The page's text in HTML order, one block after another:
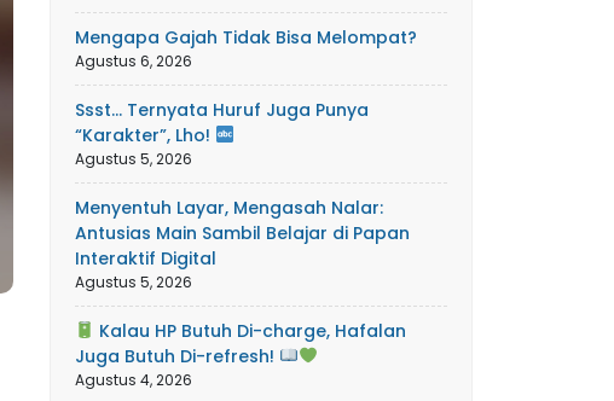
Mengapa Gajah Tidak Bisa Melompat?
Agustus 6, 2026
Ssst… Ternyata Huruf Juga Punya
“Karakter”, Lho!
Agustus 5, 2026
Menyentuh Layar, Mengasah Nalar:
Antusias Main Sambil Belajar di Papan
Interaktif Digital
Agustus 5, 2026
Kalau HP Butuh Di-charge, Hafalan
Juga Butuh Di-refresh!
Agustus 4, 2026